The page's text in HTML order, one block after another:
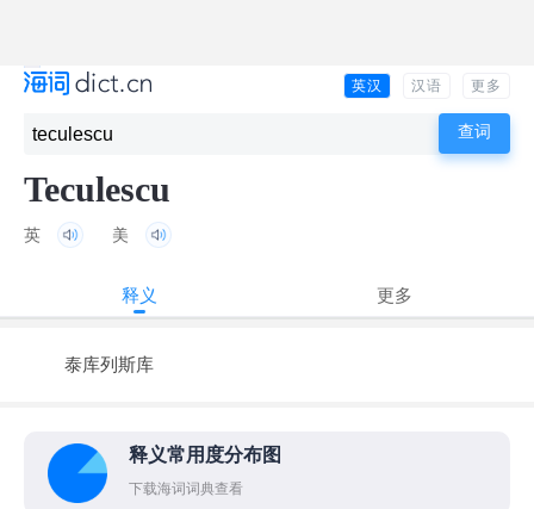
英汉 汉语 更多
Teculescu
英 美
释义 更多
泰库列斯库
释义常用度分布图
下载海词词典查看